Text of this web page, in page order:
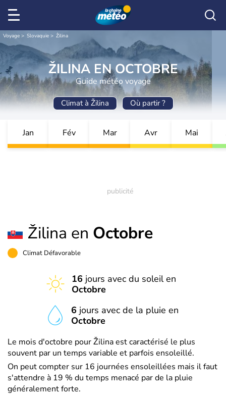
Voyage Slovaquie Žilina
ŽILINA EN OCTOBRE
Guide météo voyage
Climat à Žilina Où partir ?
Jan Fév Mar Avr Mai
Žilina en Octobre
Climat Défavorable
16 jours avec du soleil en
Octobre
6 jours avec de la pluie en
Octobre
Le mois d'octobre pour Žilina est caractérisé le plus
souvent par un temps variable et parfois ensoleillé.
On peut compter sur 16 journées ensoleillées mais il faut
s'attendre à 19 % du temps menacé par de la pluie
généralement forte.